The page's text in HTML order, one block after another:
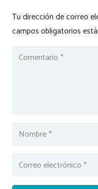
Tu dirección de correo
campos obligatorios